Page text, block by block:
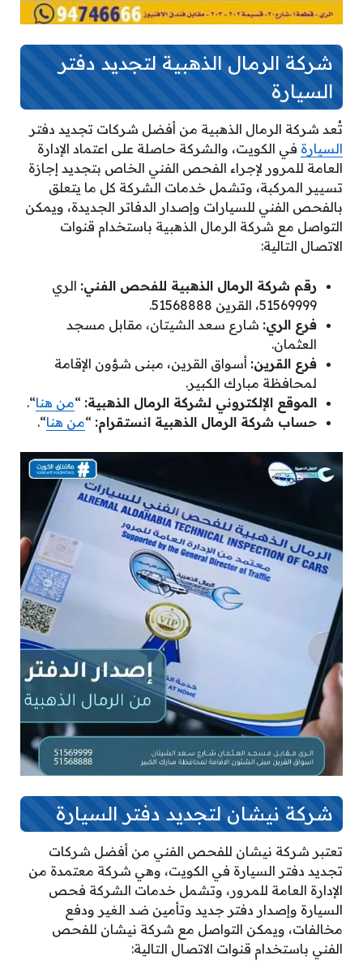
شركة الرمال الذهبية لتجديد دفتر
السيارة
تُعد شركة الرمال الذهبية من أفضل شركات تجديد دفتر
السيارة في الكويت، والشركة حاصلة على اعتماد الإدارة
العامة للمرور لإجراء الفحص الفني الخاص بتجديد إجازة
تسيير المركبة، وتشمل خدمات الشركة كل ما يتعلق
بالفحص الفني للسيارات وإصدار الدفاتر الجديدة، ويمكن
التواصل مع شركة الرمال الذهبية باستخدام قنوات
الاتصال التالية:
رقم شركة الرمال الذهبية للفحص الفني: الري
51569999، القرين 51568888.
فرع الري: شارع سعد الشيتان، مقابل مسجد
العثمان.
فرع القرين: أسواق القرين، مبنى شؤون الإقامة
لمحافظة مبارك الكبير.
الموقع الإلكتروني لشركة الرمال الذهبية: “من هنا“.
حساب شركة الرمال الذهبية انستقرام: “من هنا“.
شركة نيشان لتجديد دفتر السيارة
تعتبر شركة نيشان للفحص الفني من أفضل شركات
تجديد دفتر السيارة في الكويت، وهي شركة معتمدة من
الإدارة العامة للمرور، وتشمل خدمات الشركة فحص
السيارة وإصدار دفتر جديد وتأمين ضد الغير ودفع
مخالفات، ويمكن التواصل مع شركة نيشان للفحص
الفني باستخدام قنوات الاتصال التالية: